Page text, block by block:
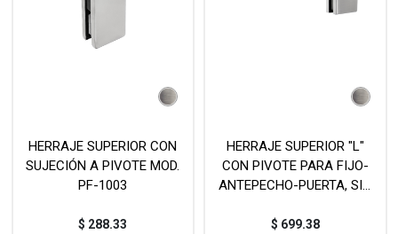
HERRAJE SUPERIOR CON
SUJECIÓN A PIVOTE MOD.
PF-1003
$ 288.33
HERRAJE SUPERIOR "L"
CON PIVOTE PARA FIJO-
ANTEPECHO-PUERTA, SIN
$ 699.38